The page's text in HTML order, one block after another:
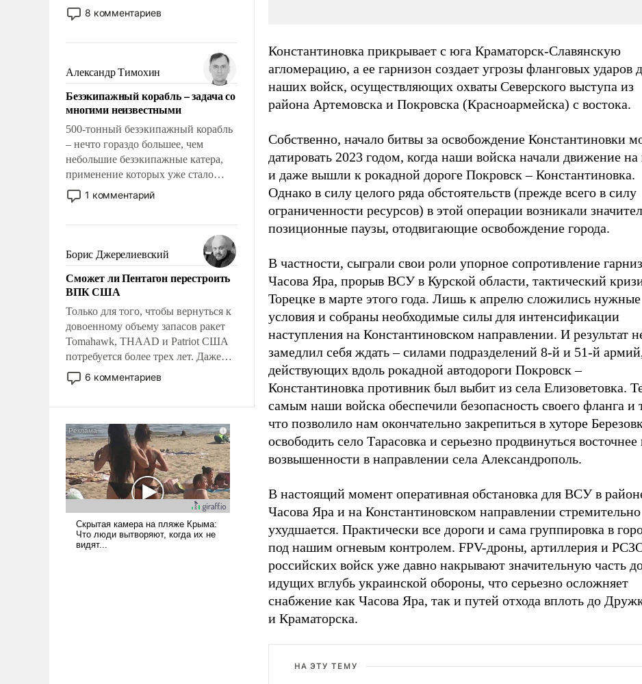
отменяя традиционное требование к
человеку – быть мужественным и
на себя ответственность, помогать
слабым, идти вперед и
адаптироваться.
8 комментариев
Александр Тимохин
Безэкипажный корабль – задача со
многими неизвестными
500-тонный безэкипажный корабль
– нечто гораздо большее, чем
небольшие безэкипажные катера,
применение которых уже стало
обыденностью. Задача по созданию
такого корабля очень сложна и
реализация радикально поднимет
наши боевые возможности.
1 комментарий
Борис Джерелиевский
Сможет ли Пентагон перестроить
ВПК США
Только для того, чтобы вернуться к
довоенному объему запасов ракет
Tomahawk, THAAD и Patriot США
потребуется более трех лет. Даже
небольшая война с Ираном
опустошила американские
уязвимости США, например, перед
Китаем.
6 комментариев
Константиновка прикрывает с юга Краматорск-Славянскую
агломерацию, а ее гарнизон создает угрозы фланговых ударов
наших войск, осуществляющих охваты Северского выступа из
района Артемовска и Покровска (Красноармейска) с востока.
Собственно, начало битвы за освобождение Константиновки
датировать 2023 годом, когда наши войска начали движение на
и даже вышли к рокадной дороге Покровск – Константиновка.
Однако в силу целого ряда обстоятельств (прежде всего в силу
ограниченности ресурсов) в этой операции возникали
позиционные паузы, отодвигающие освобождение города.
В частности, сыграли свои роли упорное сопротивление
Часова Яра, прорыв ВСУ в Курской области, тактический
Торецке в марте этого года. Лишь к апрелю сложились нужные
условия и собраны необходимые силы для интенсификации
наступления на Константиновском направлении. И результат
замедлил себя ждать – силами подразделений 8-й и 51-й
действующих вдоль рокадной автодороги Покровск –
Константиновка противник был выбит из села Елизоветовка.
самым наши войска обеспечили безопасность своего фланга и
что позволило нам окончательно закрепиться в хуторе
освободить село Тарасовка и серьезно продвинуться восточнее
возвышенности в направлении села Александрополь.
В настоящий момент оперативная обстановка для ВСУ в
Часова Яра и на Константиновском направлении стремительно
ухудшается. Практически все дороги и сама группировка в
под нашим огневым контролем. FPV-дроны, артиллерия и
российских войск уже давно накрывают значительную часть
идущих вглубь украинской обороны, что серьезно осложняет
снабжение как Часова Яра, так и путей отхода вплоть до
и Краматорска.
НА ЭТУ ТЕМУ